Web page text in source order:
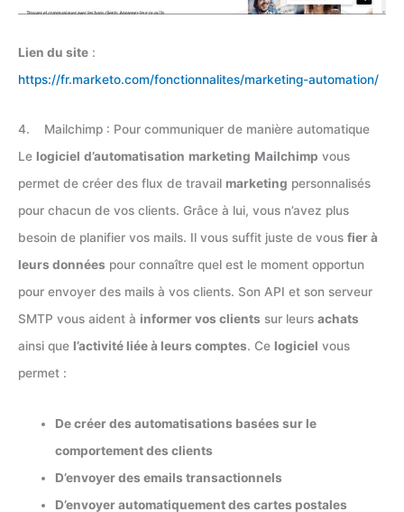
Lien du site :
https://fr.marketo.com/fonctionnalites/marketing-automation/
4. Mailchimp : Pour communiquer de manière automatique
Le logiciel d’automatisation marketing Mailchimp vous
permet de créer des flux de travail marketing personnalisés
pour chacun de vos clients. Grâce à lui, vous n’avez plus
besoin de planifier vos mails. Il vous suffit juste de vous fier à
leurs données pour connaître quel est le moment opportun
pour envoyer des mails à vos clients. Son API et son serveur
SMTP vous aident à informer vos clients sur leurs achats
ainsi que l’activité liée à leurs comptes. Ce logiciel vous
permet :
De créer des automatisations basées sur le
comportement des clients
D’envoyer des emails transactionnels
D’envoyer automatiquement des cartes postales